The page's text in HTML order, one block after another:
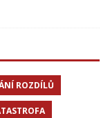
ROZDÍLŮ